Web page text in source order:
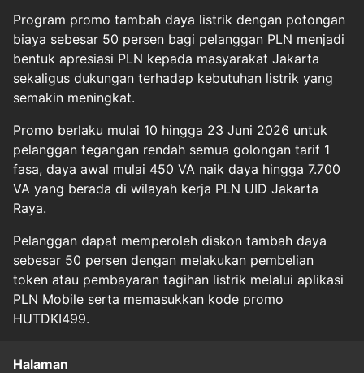
Program promo tambah daya listrik dengan potongan
biaya sebesar 50 persen bagi pelanggan PLN menjadi
bentuk apresiasi PLN kepada masyarakat Jakarta
sekaligus dukungan terhadap kebutuhan listrik yang
semakin meningkat.
Promo berlaku mulai 10 hingga 23 Juni 2026 untuk
pelanggan tegangan rendah semua golongan tarif 1
fasa, daya awal mulai 450 VA naik daya hingga 7.700
VA yang berada di wilayah kerja PLN UID Jakarta
Raya.
Pelanggan dapat memperoleh diskon tambah daya
sebesar 50 persen dengan melakukan pembelian
token atau pembayaran tagihan listrik melalui aplikasi
PLN Mobile serta memasukkan kode promo
HUTDKI499.
Halaman